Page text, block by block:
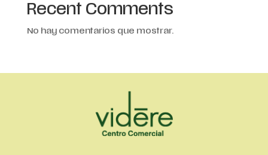
Recent Comments
No hay comentarios que mostrar.